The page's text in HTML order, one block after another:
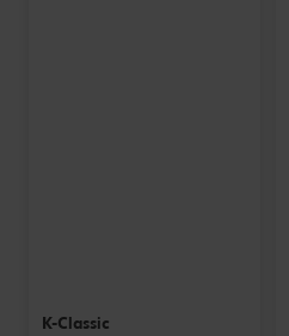
K-Classic